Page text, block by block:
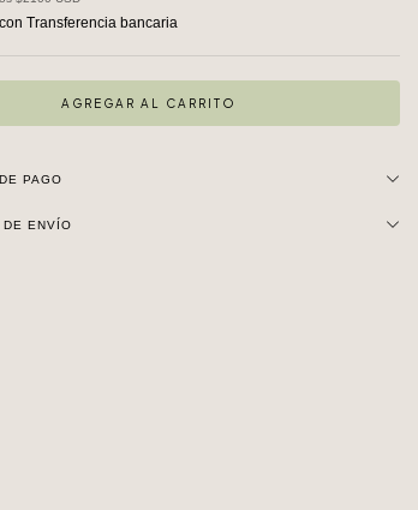
con Transferencia bancaria
PAGO
ENVÍO